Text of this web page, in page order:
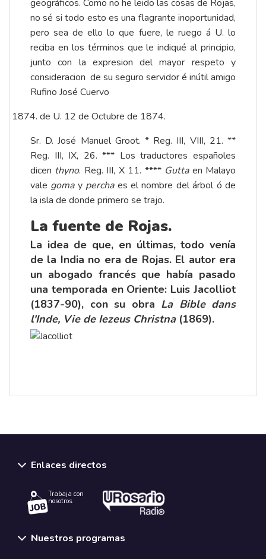
geográficos. Como no he leido las cosas de Rojas,
no sé si todo esto es una flagrante inoportunidad,
pero sea de ello lo que fuere, le ruego á U. lo
reciba en los términos que le indiqué al principio,
junto con la expresion del mayor respeto y
consideracion de su seguro servidor é inútil amigo
Rufino José Cuervo
de U. 12 de Octubre de 1874.
Sr. D. José Manuel Groot. * Reg. III, VIII, 21. **
Reg. III, IX, 26. *** Los traductores españoles
dicen thyno. Reg. III, X 11. **** Gutta en Malayo
vale goma yperchaes el nombre del árbol ó de
la isla de donde primero se trajo.
La fuente de Rojas.
La idea de que, en últimas, todo venía
de la India no era de Rojas. El autor era
un abogado francés que había pasado
una temporada en Oriente: Luis Jacolliot
(1837-90), con su obra La Bible dans
l'Inde, Vie de Iezeus Christna(1869).
Enlaces directos
Trabaja con
nosotros.
Nuestros programas